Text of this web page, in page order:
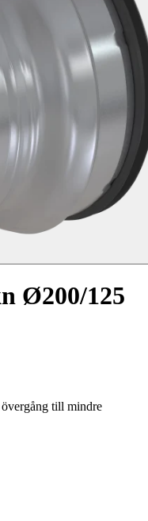
Ø200/125
till mindre